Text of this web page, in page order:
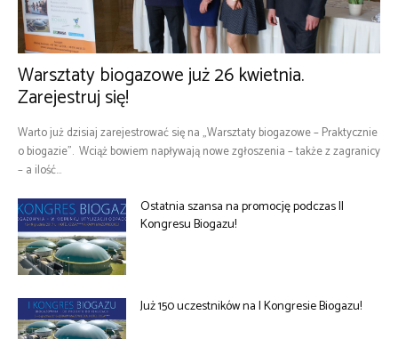
Warsztaty biogazowe już 26 kwietnia.
Zarejestruj się!
Warto już dzisiaj zarejestrować się na „Warsztaty biogazowe – Praktycznie
o biogazie”. Wciąż bowiem napływają nowe zgłoszenia – także z zagranicy
– a ilość...
Ostatnia szansa na promocję podczas II
Kongresu Biogazu!
Już 150 uczestników na I Kongresie Biogazu!